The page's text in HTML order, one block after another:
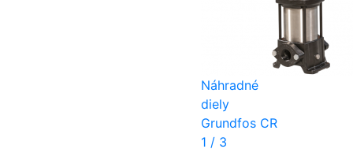
Náhradné
diely
Grundfos CR
1 / 3